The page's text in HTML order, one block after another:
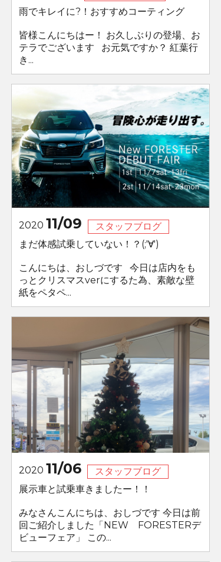
雨でキレイに?！おすすめコーティング
皆様こんにちはー！ お久しぶりの登場、お
テラでございます お元気ですか？ 紅葉行
き...
2020 11/09
スタッフブログ
まだ体感試乗していない！？(;'∀')
こんにちは、おしづです 今日は店内をも
っとクリスマスverにするた為、素敵な壁
紙をペタペ...
2020 11/06
スタッフブログ
展示車と試乗車きましたー！！
みなさんこんにちは、おしづです 今日は前
回ご紹介しました「NEW FORESTERデ
ビューフェア」 この...